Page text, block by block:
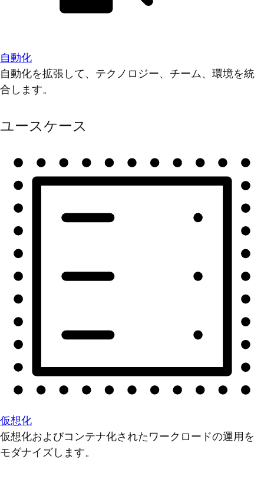
自動化
自動化を拡張して、テクノロジー、チーム、環境を統
合します。
ユースケース
仮想化
仮想化およびコンテナ化されたワークロードの運用を
モダナイズします。